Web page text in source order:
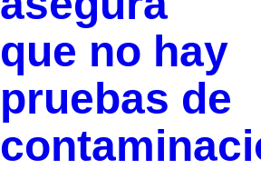
que no hay
pruebas de